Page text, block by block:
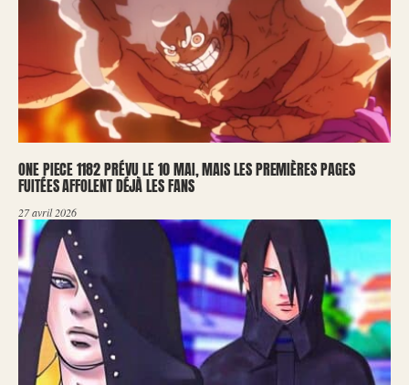
ONE PIECE 1182 PRÉVU LE 10 MAI, MAIS LES PREMIÈRES PAGES
FUITÉES AFFOLENT DÉJÀ LES FANS
27 avril 2026